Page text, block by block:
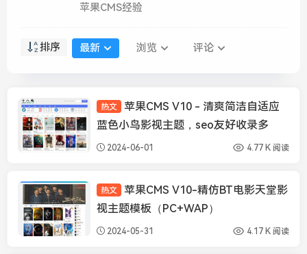
苹果CMS经验
排序 最新 浏览 评论
苹果CMS模板
热文
苹果CMS V10 - 清爽简洁自适应
蓝色小鸟影视主题，seo友好收录多
2024-06-01 4.77 K 阅读
苹果CMS模板
热文
苹果CMS V10-精仿BT电影天堂影
视主题模板（PC+WAP）
2024-05-31 4.17 K 阅读